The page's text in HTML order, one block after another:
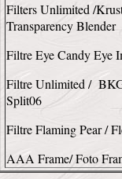
Filters Unlimited /
Transparency Blender
Filtre Eye Candy Eye
Filtre Unlimited /
Split06
Filtre Flaming Pear /
AAA Frame/ Foto